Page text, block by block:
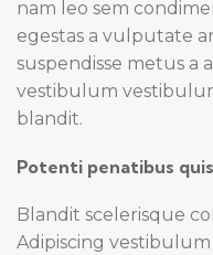
nam leo sem
egestas a vulputate
suspendisse metus a
vestibulum
blandit.
Potenti penatibus
Blandit scelerisque
Adipiscing vestibulum